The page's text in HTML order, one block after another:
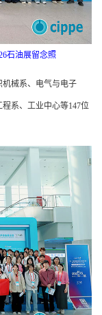
石油展留念照
械系、电气与电子
系、工业中心等147位